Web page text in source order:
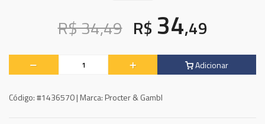
R$ 34,49 R$ 34,49
Adicionar
Código:#1436570 | Marca: Procter & Gambl